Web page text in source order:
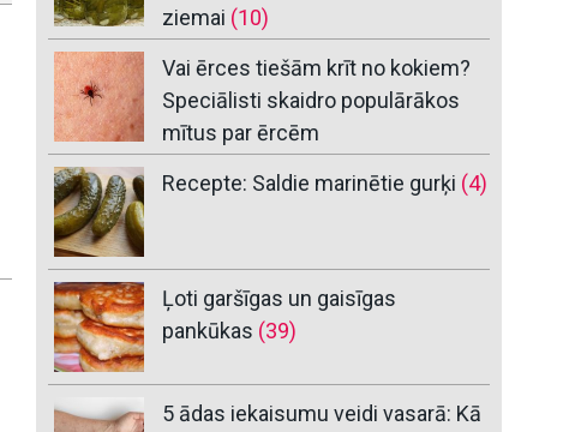
ziemai (10)
Vai ērces tiešām krīt no kokiem?
Speciālisti skaidro populārākos
mītus par ērcēm
Recepte: Saldie marinētie gurķi (4)
Ļoti garšīgas un gaisīgas
pankūkas (39)
5 ādas iekaisumu veidi vasarā: Kā